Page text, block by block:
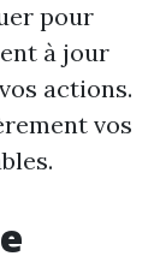
pour
à jour
actions.
vos